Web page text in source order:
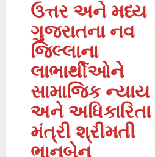
ઉત્તર અને મધ્ય
ગુજરાતના નવ
જિલ્લાના
લાભાર્થીઓને
સામાજિક ન્યાય
અને અધિકારિતા
મંત્રી શ્રીમતી
ભાનુબેન